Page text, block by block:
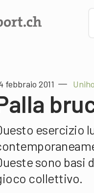
febbraio 2011
esercizio
sono basi
collettivo.